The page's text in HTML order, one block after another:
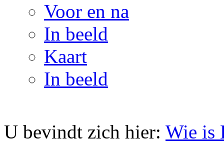
Voor en na
In beeld
Kaart
In beeld
U bevindt zich hier: Wie is